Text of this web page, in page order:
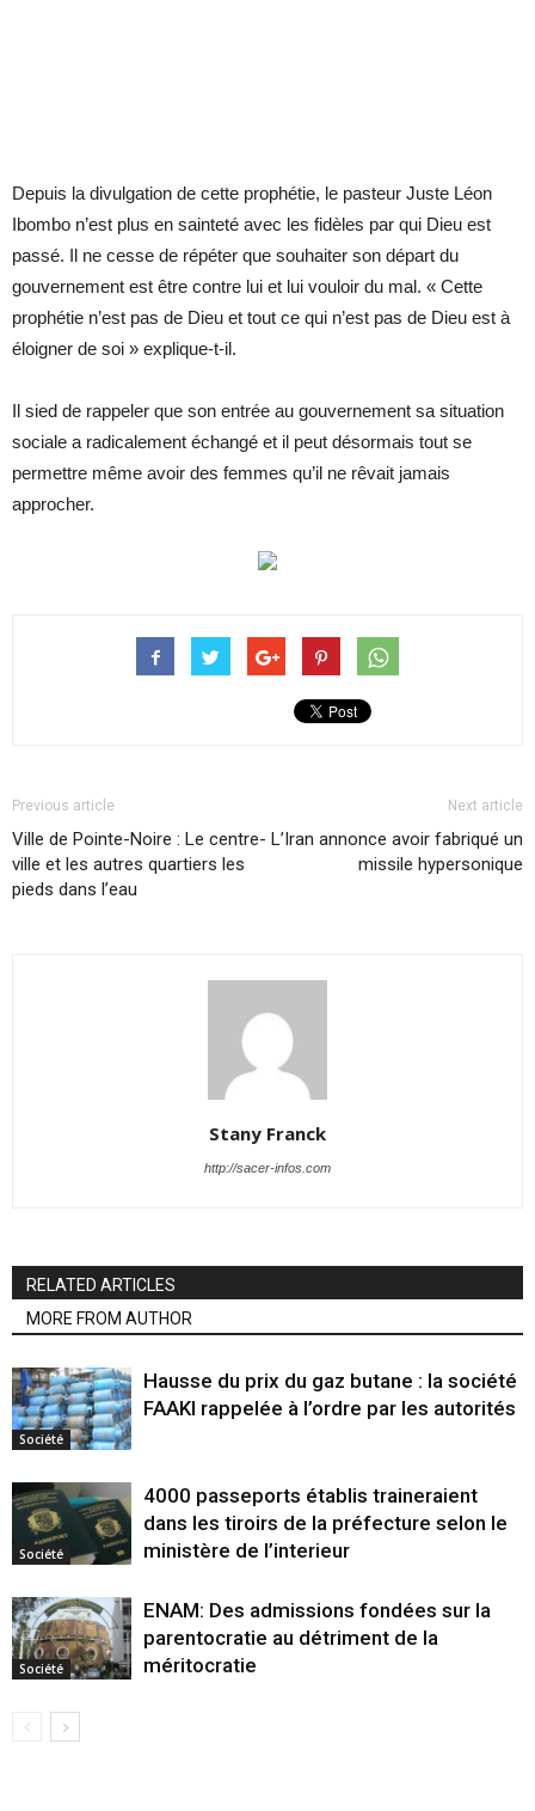
Depuis la divulgation de cette prophétie, le pasteur Juste Léon
Ibombo n’est plus en sainteté avec les fidèles par qui Dieu est
passé. Il ne cesse de répéter que souhaiter son départ du
gouvernement est être contre lui et lui vouloir du mal. « Cette
prophétie n’est pas de Dieu et tout ce qui n’est pas de Dieu est à
éloigner de soi » explique-t-il.
Il sied de rappeler que son entrée au gouvernement sa situation
sociale a radicalement échangé et il peut désormais tout se
permettre même avoir des femmes qu’il ne rêvait jamais
approcher.
Previous article
Ville de Pointe-Noire : Le centre-
ville et les autres quartiers les
pieds dans l’eau
Next article
L’Iran annonce avoir fabriqué un
missile hypersonique
Stany Franck
http://sacer-infos.com
RELATED ARTICLES
MORE FROM AUTHOR
Société
Hausse du prix du gaz butane : la société
FAAKI rappelée à l’ordre par les autorités
Société
4000 passeports établis traineraient
dans les tiroirs de la préfecture selon le
ministère de l’interieur
Société
ENAM: Des admissions fondées sur la
parentocratie au détriment de la
méritocratie